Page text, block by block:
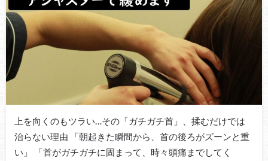
上を向くのもツラい…その「ガチガチ首」、揉むだけでは
治らない理由 「朝起きた瞬間から、首の後ろがズーンと重
い」 「首がガチガチに固まって、時々頭痛までしてく